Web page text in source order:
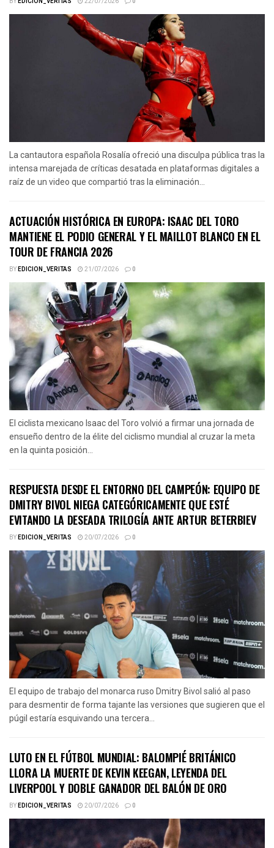
La cantautora española Rosalía ofreció una disculpa pública tras la
intensa marejada de críticas desatada en plataformas digitales a
raíz de un video que compartió tras la eliminación...
ACTUACIÓN HISTÓRICA EN EUROPA: ISAAC DEL TORO
MANTIENE EL PODIO GENERAL Y EL MAILLOT BLANCO EN EL
TOUR DE FRANCIA 2026
BYEDICION_VERITAS 21/07/2026 0
El ciclista mexicano Isaac del Toro volvió a firmar una jornada de
ensueño dentro de la élite del ciclismo mundial al cruzar la meta
en la quinta posición...
RESPUESTA DESDE EL ENTORNO DEL CAMPEÓN: EQUIPO DE
DMITRY BIVOL NIEGA CATEGÓRICAMENTE QUE ESTÉ
EVITANDO LA DESEADA TRILOGÍA ANTE ARTUR BETERBIEV
BYEDICION_VERITAS 20/07/2026 0
El equipo de trabajo del monarca ruso Dmitry Bivol salió al paso
para desmentir de forma tajante las versiones que sugieren que el
púgil estaría esquivando una tercera...
LUTO EN EL FÚTBOL MUNDIAL: BALOMPIÉ BRITÁNICO
LLORA LA MUERTE DE KEVIN KEEGAN, LEYENDA DEL
LIVERPOOL Y DOBLE GANADOR DEL BALÓN DE ORO
BYEDICION_VERITAS 20/07/2026 0